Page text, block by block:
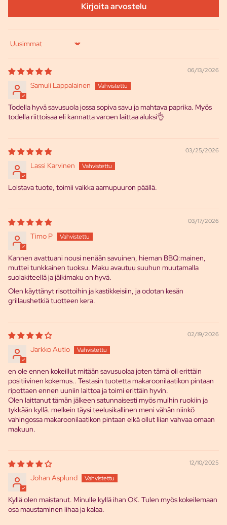
Kirjoita arvostelu
Sort by
06/13/2026
Samuli Lappalainen
Todella hyvä savusuola jossa sopiva savu ja mahtava paprika. Myös
todella riittoisaa eli kannatta varoen laittaa aluksi👌
03/25/2026
Lassi Karvinen
Loistava tuote, toimii vaikka aamupuuron päällä.
03/17/2026
Timo P
Kannen avattuani nousi nenään savuinen, hieman BBQ:mainen,
muttei tunkkainen tuoksu. Maku avautuu suuhun muutamalla
suolakiteellä ja jälkimaku on hyvä.
Olen käyttänyt risottoihin ja kastikkeisiin, ja odotan kesän
grillaushetkiä tuotteen kera.
02/19/2026
Jarkko Autio
en ole ennen kokeillut mitään savusuolaa joten tämä oli erittäin
positiivinen kokemus.. Testasin tuotetta makaroonilaatikon pintaan
ripottaen ennen uuniin laittoa ja toimi erittäin hyvin.
Olen laittanut tämän jälkeen satunnaisesti myös muihin ruokiin ja
tykkään kyllä. melkein täysi teelusikallinen meni vähän niinkö
vahingossa makaroonilaatikon pintaan eikä ollut liian vahvaa omaan
makuun.
12/10/2025
Johan Asplund
Kyllä olen maistanut. Minulle kyllä ihan OK. Tulen myös kokeilemaan
osa maustaminen lihaa ja kalaa.